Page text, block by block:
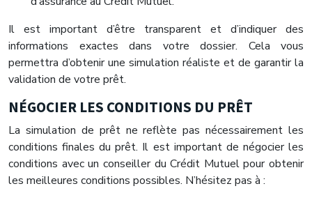
Il est important d’être transparent et d’indiquer des
informations exactes dans votre dossier. Cela vous
permettra d’obtenir une simulation réaliste et de garantir la
validation de votre prêt.
NÉGOCIER LES CONDITIONS DU PRÊT
La simulation de prêt ne reflète pas nécessairement les
conditions finales du prêt. Il est important de négocier les
conditions avec un conseiller du Crédit Mutuel pour obtenir
les meilleures conditions possibles. N’hésitez pas à :